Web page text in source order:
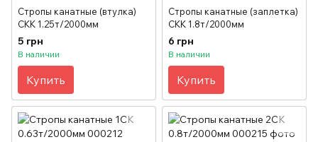
Стропы канатные (втулка)
СКК 1.25т/2000мм
5 грн
В наличии
Купить
Стропы канатные (заплетка)
СКК 1.8т/2000мм
6 грн
В наличии
Купить